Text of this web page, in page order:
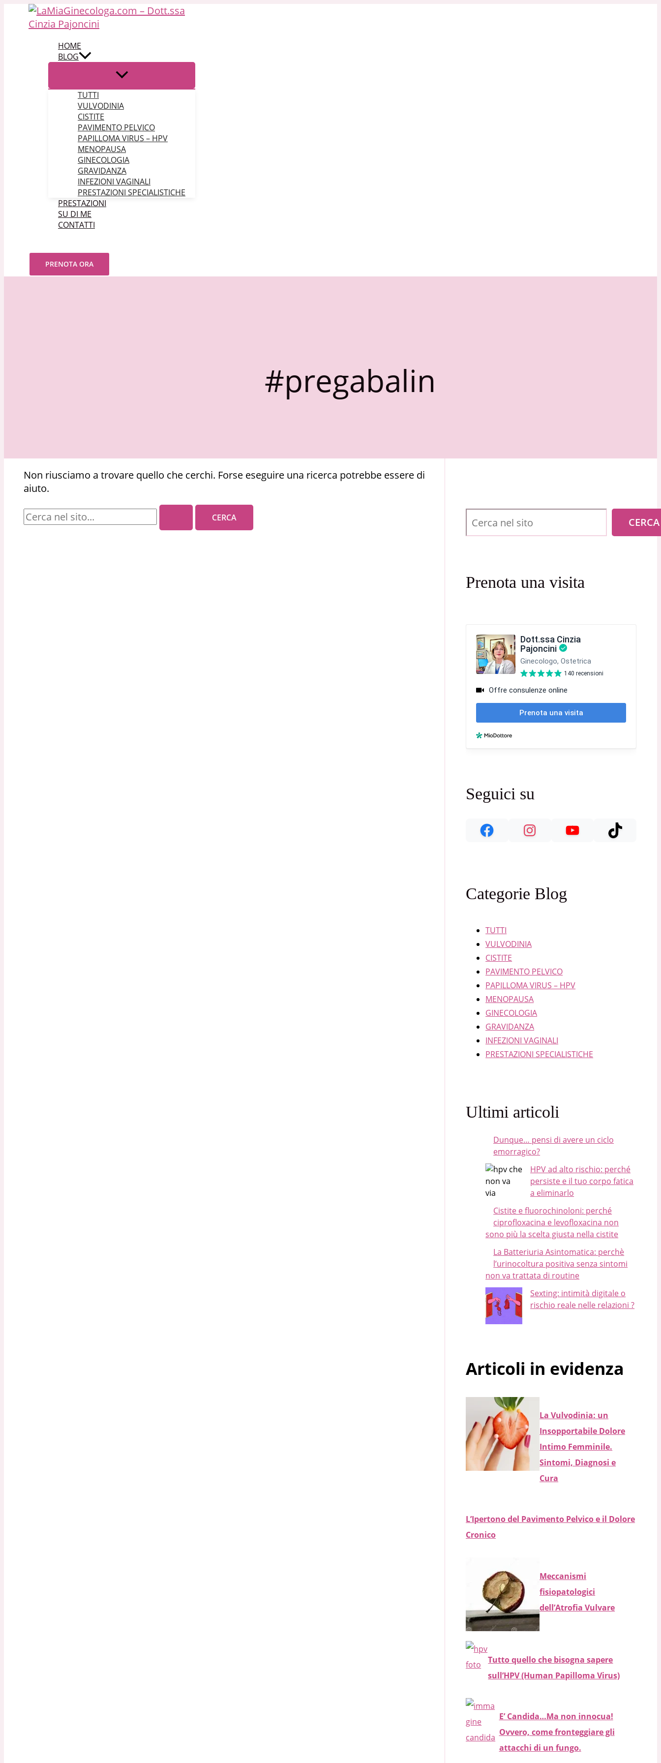
Vai al contenuto
HOME
BLOG
TUTTI
VULVODINIA
CISTITE
PAVIMENTO PELVICO
PAPILLOMA VIRUS – HPV
MENOPAUSA
GINECOLOGIA
GRAVIDANZA
INFEZIONI VAGINALI
PRESTAZIONI SPECIALISTICHE
PRESTAZIONI
SU DI ME
CONTATTI
PRENOTA ORA
#pregabalin
Non riusciamo a trovare quello che cerchi. Forse eseguire una ricerca potrebbe essere di
aiuto.
Cerca:
CERCA
Prenota una visita
Seguici su
Categorie Blog
TUTTI
VULVODINIA
CISTITE
PAVIMENTO PELVICO
PAPILLOMA VIRUS – HPV
MENOPAUSA
GINECOLOGIA
GRAVIDANZA
INFEZIONI VAGINALI
PRESTAZIONI SPECIALISTICHE
Ultimi articoli
Dunque… pensi di avere un ciclo
emorragico?
HPV ad alto rischio: perché
persiste e il tuo corpo fatica
a eliminarlo
Cistite e fluorochinoloni: perché
ciprofloxacina e levofloxacina non
sono più la scelta giusta nella cistite
La Batteriuria Asintomatica: perchè
l’urinocoltura positiva senza sintomi
non va trattata di routine
Sexting: intimità digitale o
rischio reale nelle relazioni ?
Articoli in evidenza
La Vulvodinia: un
Insopportabile Dolore
Intimo Femminile.
Sintomi, Diagnosi e
Cura
L’Ipertono del Pavimento Pelvico e il Dolore
Cronico
Meccanismi
fisiopatologici
dell’Atrofia Vulvare
Tutto quello che bisogna sapere
sull’HPV (Human Papilloma Virus)
E’ Candida…Ma non innocua!
Ovvero, come fronteggiare gli
attacchi di un fungo.